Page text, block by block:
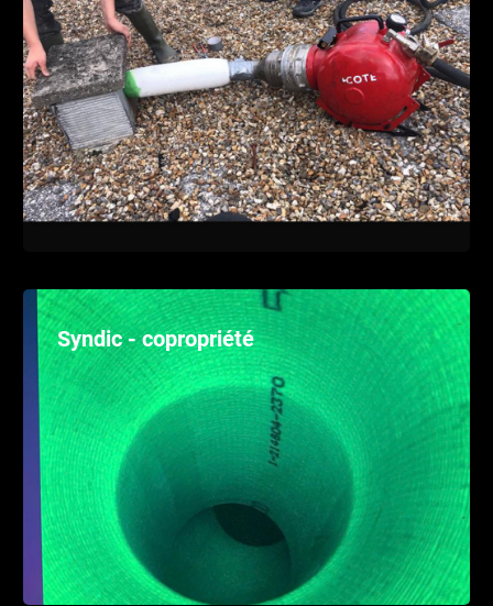
Syndic - copropriété